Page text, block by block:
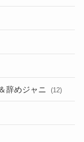
辞めジャニ (12)